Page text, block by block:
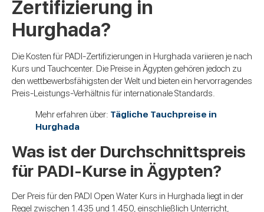
Zertifizierung in
Hurghada?
Die Kosten für PADI-Zertifizierungen in Hurghada variieren je nach
Kurs und Tauchcenter. Die Preise in Ägypten gehören jedoch zu
den wettbewerbsfähigsten der Welt und bieten ein hervorragendes
Preis-Leistungs-Verhältnis für internationale Standards.
Mehr erfahren über: Tägliche Tauchpreise in
Hurghada
Was ist der Durchschnittspreis
für PADI-Kurse in Ägypten?
Der Preis für den PADI Open Water Kurs in Hurghada liegt in der
Regel zwischen 1.435 und 1.450, einschließlich Unterricht,